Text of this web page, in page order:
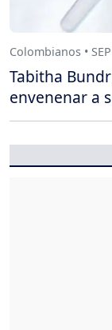
Colombianos •
Tabitha
envenenar a